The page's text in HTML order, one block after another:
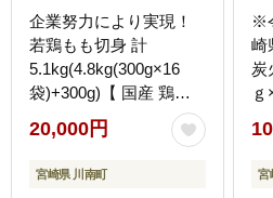
企業努力により実現！
若鶏もも切身 計
5.1kg(4.8kg(300g×16
袋)+300g)【 国産 鶏肉
肉 とり もも肉 モモ
5.1kg からあげ 唐揚げ
チキン南蛮 送料無料 】
20,000円
宮崎県 川南町
※
崎
炭
崎
宮